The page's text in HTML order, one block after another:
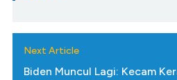
Next Article
Biden Muncul Lagi: Kecam